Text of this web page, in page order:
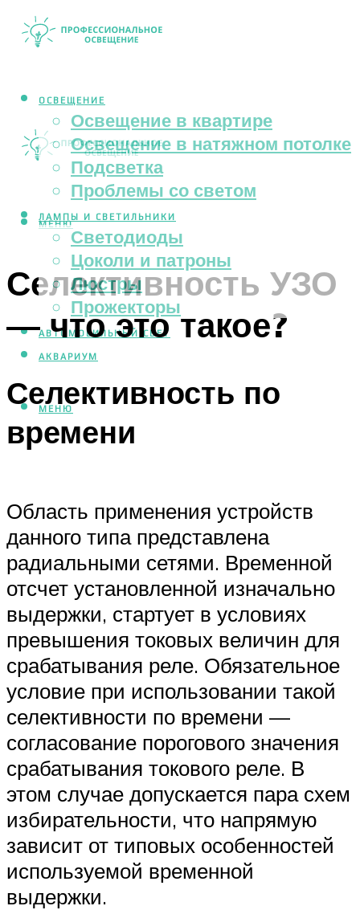
ОСВЕЩЕНИЕ
Освещение в квартире
Освещение в натяжном потолке
Подсветка
Проблемы со светом
ЛАМПЫ И СВЕТИЛЬНИКИ
Светодиоды
Цоколи и патроны
Люстры
Прожекторы
АВТОМОБИЛЬНЫЙ СВЕТ
АКВАРИУМ
МЕНЮ
МЕНЮ
Селективность УЗО
— что это такое?
Селективность по
времени
Область применения устройств
данного типа представлена
радиальными сетями. Временной
отсчет установленной изначально
выдержки, стартует в условиях
превышения токовых величин для
срабатывания реле. Обязательное
условие при использовании такой
селективности по времени —
согласование порогового значения
срабатывания токового реле. В
этом случае допускается пара схем
избирательности, что напрямую
зависит от типовых особенностей
используемой временной
выдержки.